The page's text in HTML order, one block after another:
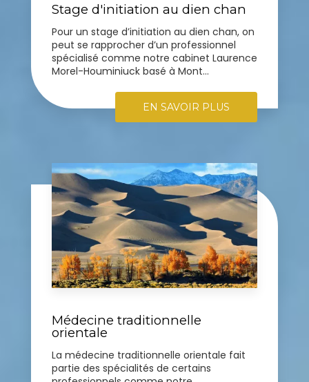
Stage d'initiation au dien chan
Pour un stage d’initiation au dien chan, on
peut se rapprocher d’un professionnel
spécialisé comme notre cabinet Laurence
Morel-Houminiuck basé à Mont...
EN SAVOIR PLUS
Médecine traditionnelle
orientale
La médecine traditionnelle orientale fait
partie des spécialités de certains